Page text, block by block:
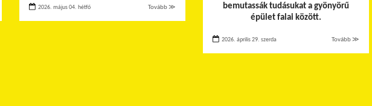
2026. május 04. hétfő Tovább ≫
bemutassák tudásukat a gyönyörű
épület falai között.
2026. április 29. szerda Tovább ≫